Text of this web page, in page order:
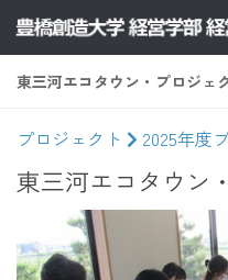
コンテンツへスキップ
東三河エコタウン・プロジェ
プロジェクト 2025年度
東三河エコタウン